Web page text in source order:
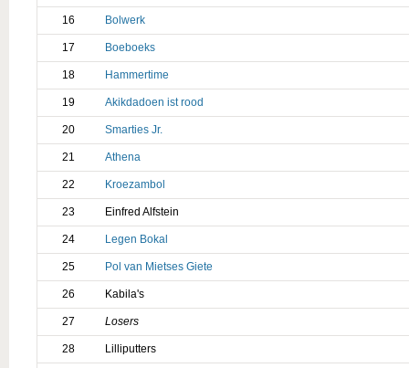
16 Bolwerk
17 Boeboeks
18 Hammertime
19 Akikdadoen ist rood
20 Smarties Jr.
21 Athena
22 Kroezambol
23 Einfred Alfstein
24 Legen Bokal
25 Pol van Mietses Giete
26 Kabila's
27 Losers
28 Lilliputters